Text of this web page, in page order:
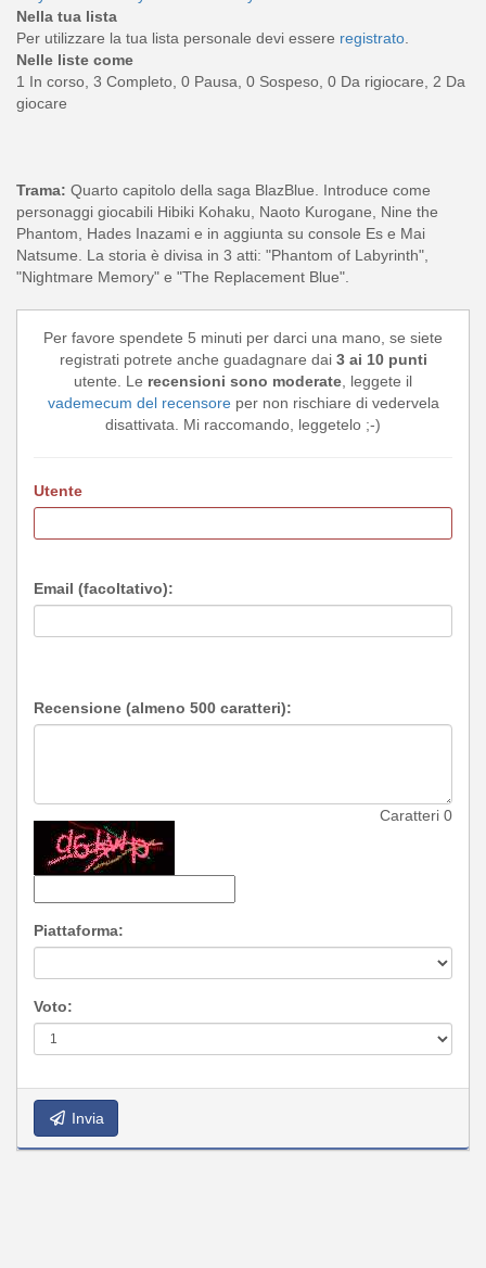
Nella tua lista
Per utilizzare la tua lista personale devi essere registrato.
Nelle liste come
1 In corso, 3 Completo, 0 Pausa, 0 Sospeso, 0 Da rigiocare, 2 Da
giocare
Trama: Quarto capitolo della saga BlazBlue. Introduce come
personaggi giocabili Hibiki Kohaku, Naoto Kurogane, Nine the
Phantom, Hades Inazami e in aggiunta su console Es e Mai
Natsume. La storia è divisa in 3 atti: "Phantom of Labyrinth",
"Nightmare Memory" e "The Replacement Blue".
Per favore spendete 5 minuti per darci una mano, se siete
registrati potrete anche guadagnare dai 3 ai 10 punti
utente. Le recensioni sono moderate, leggete il
vademecum del recensoreper non rischiare di vedervela
disattivata. Mi raccomando, leggetelo ;-)
Utente
Email (facoltativo):
Recensione (almeno 500 caratteri):
Caratteri 0
Piattaforma:
Voto:
Invia